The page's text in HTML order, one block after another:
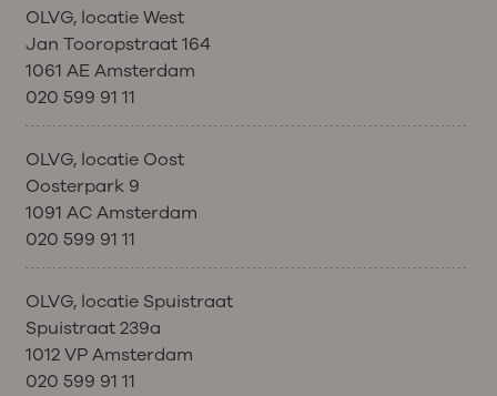
OLVG, locatie West
Jan Tooropstraat 164
1061 AE Amsterdam
020 599 91 11
OLVG, locatie Oost
Oosterpark 9
1091 AC Amsterdam
020 599 91 11
OLVG, locatie Spuistraat
Spuistraat 239a
1012 VP Amsterdam
020 599 91 11